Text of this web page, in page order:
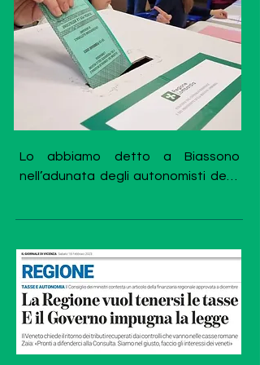
sotto la cenere, come l’associazione
La Fara, nata nel 2015 nel cuore della
Brianza con l’obiettivo di mantenere
vivi e di continuare a parlare di valori
come l’Autodeterminazione e il
Federalismo.
La Fara Non si è mai occupata di
potere (anche se a volte sono capitate
Libertà.
Per riuscire a scalare questa
montagna a mani nude è necessario
che tutti facciano la loro parte.
Lo abbiamo detto a Biassono
nell’adunata degli autonomisti dello
contenitore politico che possa
aggregare quei milioni di elettori che
non votano più.
Il Nord è sprovvisto di un sindacato
che si occupi di territorio, artigiani,